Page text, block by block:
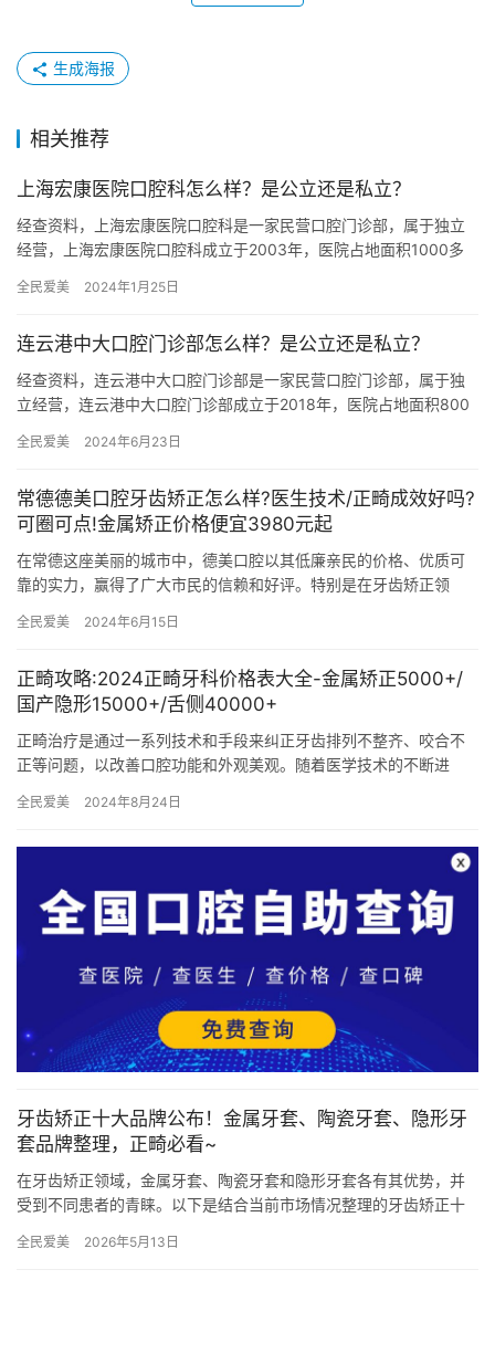
生成海报
相关推荐
上海宏康医院口腔科怎么样？是公立还是私立？
经查资料，上海宏康医院口腔科是一家民营口腔门诊部，属于独立
经营，上海宏康医院口腔科成立于2003年，医院占地面积1000多
全民爱美 2024年1月25日
连云港中大口腔门诊部怎么样？是公立还是私立？
经查资料，连云港中大口腔门诊部是一家民营口腔门诊部，属于独
立经营，连云港中大口腔门诊部成立于2018年，医院占地面积800
全民爱美 2024年6月23日
常德德美口腔牙齿矫正怎么样?医生技术/正畸成效好吗?
可圈可点!金属矫正价格便宜3980元起
在常德这座美丽的城市中，德美口腔以其低廉亲民的价格、优质可
靠的实力，赢得了广大市民的信赖和好评。特别是在牙齿矫正领
者爱去的…
全民爱美 2024年6月15日
正畸攻略:2024正畸牙科价格表大全-金属矫正5000+/
国产隐形15000+/舌侧40000+
正畸治疗是通过一系列技术和手段来纠正牙齿排列不整齐、咬合不
正等问题，以改善口腔功能和外观美观。随着医学技术的不断进
槽矫正、…
全民爱美 2024年8月24日
牙齿矫正十大品牌公布！金属牙套、陶瓷牙套、隐形牙
套品牌整理，正畸必看~
在牙齿矫正领域，金属牙套、陶瓷牙套和隐形牙套各有其优势，并
受到不同患者的青睐。以下是结合当前市场情况整理的牙齿矫正十
考。 一…
全民爱美 2026年5月13日